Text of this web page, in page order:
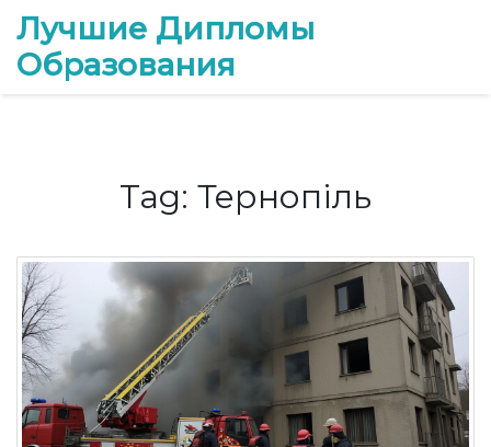
Лучшие Дипломы
Образования
Tag: Тернопіль